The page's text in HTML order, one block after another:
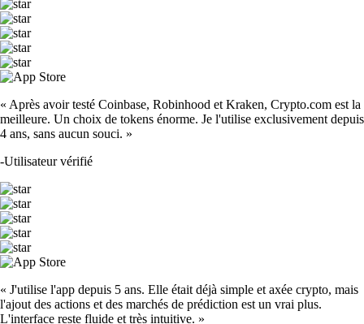
« Après avoir testé Coinbase, Robinhood et Kraken, Crypto.com est la
meilleure. Un choix de tokens énorme. Je l'utilise exclusivement depuis
4 ans, sans aucun souci. »
-Utilisateur vérifié
« J'utilise l'app depuis 5 ans. Elle était déjà simple et axée crypto, mais
l'ajout des actions et des marchés de prédiction est un vrai plus.
L'interface reste fluide et très intuitive. »